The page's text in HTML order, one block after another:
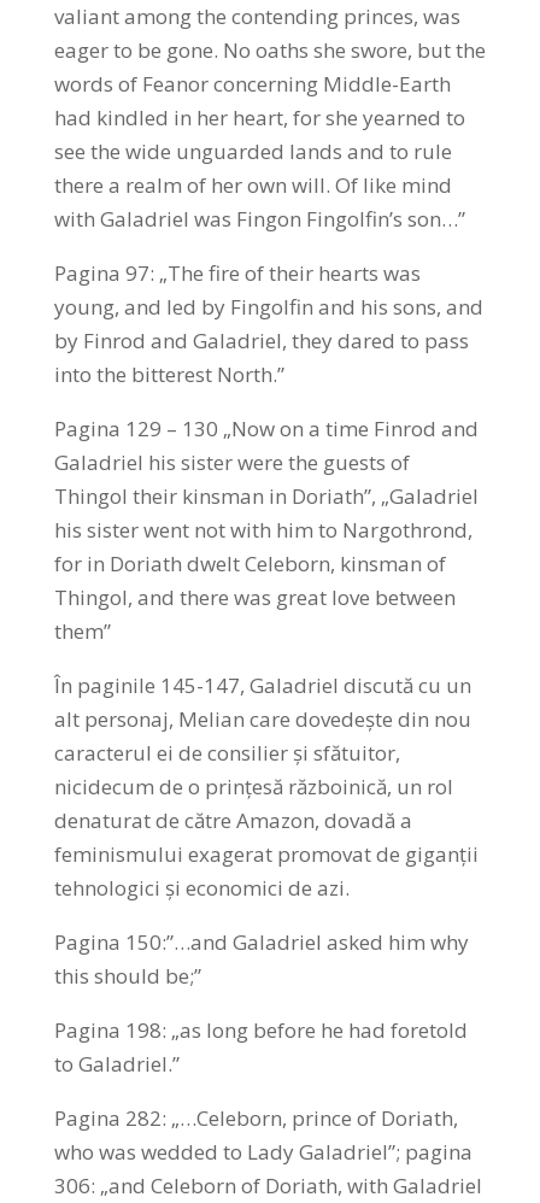
valiant among the contending princes, was
eager to be gone. No oaths she swore, but the
words of Feanor concerning Middle-Earth
had kindled in her heart, for she yearned to
see the wide unguarded lands and to rule
there a realm of her own will. Of like mind
with Galadriel was Fingon Fingolfin’s son…”
Pagina 97: „The fire of their hearts was
young, and led by Fingolfin and his sons, and
by Finrod and Galadriel, they dared to pass
into the bitterest North.”
Pagina 129 – 130 „Now on a time Finrod and
Galadriel his sister were the guests of
Thingol their kinsman in Doriath”, „Galadriel
his sister went not with him to Nargothrond,
for in Doriath dwelt Celeborn, kinsman of
Thingol, and there was great love between
them”
În paginile 145-147, Galadriel discută cu un
alt personaj, Melian care dovedește din nou
caracterul ei de consilier și sfătuitor,
nicidecum de o prințesă războinică, un rol
denaturat de către Amazon, dovadă a
feminismului exagerat promovat de giganții
tehnologici și economici de azi.
Pagina 150:”…and Galadriel asked him why
this should be;”
Pagina 198: „as long before he had foretold
to Galadriel.”
Pagina 282: „…Celeborn, prince of Doriath,
who was wedded to Lady Galadriel”; pagina
306: „and Celeborn of Doriath, with Galadriel